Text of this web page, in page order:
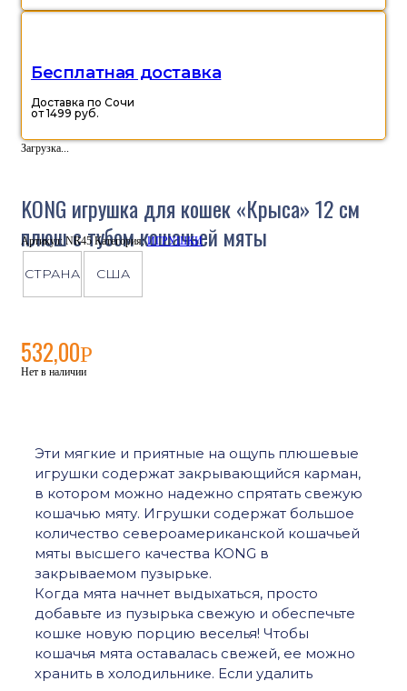
Бесплатная доставка
Доставка по Сочи
от 1499 руб.
Загрузка...
KONG игрушка для кошек «Крыса» 12 см
плюш с тубом кошачьей мяты
Артикул: NR45 Категория:ИГРУШКИ
СТРАНА США
532,00Р
Нет в наличии
Эти мягкие и приятные на ощупь плюшевые
игрушки содержат закрывающийся карман,
в котором можно надежно спрятать свежую
кошачью мяту. Игрушки содержат большое
количество североамериканской кошачьей
мяты высшего качества KONG в
закрываемом пузырьке.
Когда мята начнет выдыхаться, просто
добавьте из пузырька свежую и обеспечьте
кошке новую порцию веселья! Чтобы
кошачья мята оставалась свежей, ее можно
хранить в холодильнике. Если удалить